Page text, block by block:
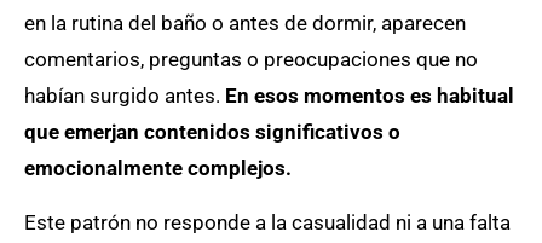
en la rutina del baño o antes de dormir, aparecen
comentarios, preguntas o preocupaciones que no
habían surgido antes. En esos momentos es habitual
que emerjan contenidos significativos o
emocionalmente complejos.
Este patrón no responde a la casualidad ni a una falta